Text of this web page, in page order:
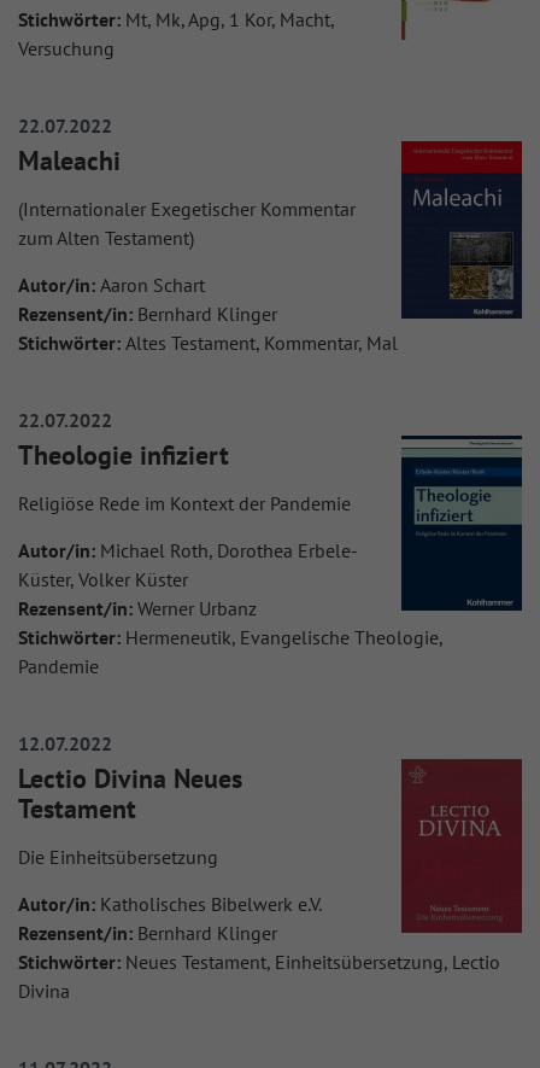
Stichwörter: Mt, Mk, Apg, 1 Kor, Macht,
Versuchung
22.07.2022
Maleachi
(Internationaler Exegetischer Kommentar
zum Alten Testament)
Autor/in: Aaron Schart
Rezensent/in: Bernhard Klinger
Stichwörter: Altes Testament, Kommentar, Mal
22.07.2022
Theologie infiziert
Religiöse Rede im Kontext der Pandemie
Autor/in: Michael Roth, Dorothea Erbele-
Küster, Volker Küster
Rezensent/in: Werner Urbanz
Stichwörter: Hermeneutik, Evangelische Theologie,
Pandemie
12.07.2022
Lectio Divina Neues
Testament
Die Einheitsübersetzung
Autor/in: Katholisches Bibelwerk e.V.
Rezensent/in: Bernhard Klinger
Stichwörter: Neues Testament, Einheitsübersetzung, Lectio
Divina